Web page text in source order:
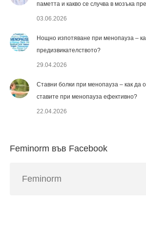
паметта и какво се случва в мозъка
03.06.2026
Нощно изпотяване при менопауза –
предизвикателството?
29.04.2026
Ставни болки при менопауза – как да
ставите при менопауза ефективно?
22.04.2026
Feminorm във Facebook
Feminorm